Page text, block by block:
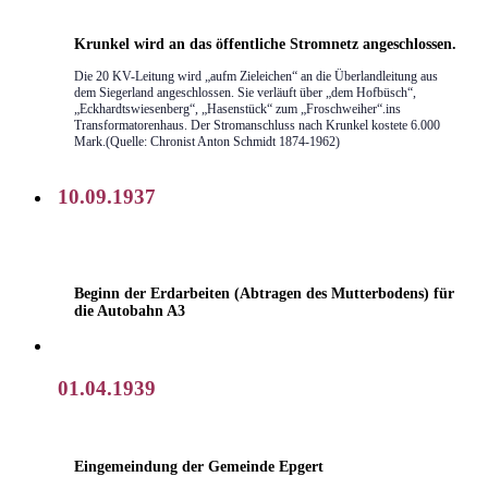
Krunkel wird an das öffentliche Stromnetz angeschlossen.
Die 20 KV-Leitung wird „aufm Zieleichen“ an die Überlandleitung aus
dem Siegerland angeschlossen. Sie verläuft über „dem Hofbüsch“,
„Eckhardtswiesenberg“, „Hasenstück“ zum „Froschweiher“.ins
Transformatorenhaus. Der Stromanschluss nach Krunkel kostete 6.000
Mark.(Quelle: Chronist Anton Schmidt 1874-1962)
10.09.1937
Beginn der Erdarbeiten (Abtragen des Mutterbodens) für
die Autobahn A3
01.04.1939
Eingemeindung der Gemeinde Epgert